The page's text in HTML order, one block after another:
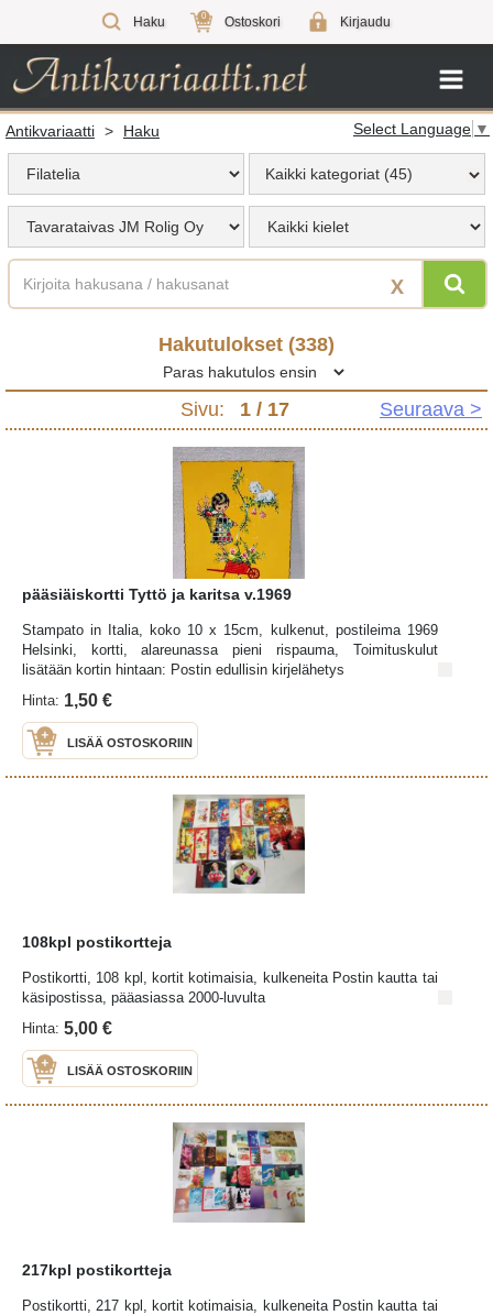
Haku 0 Ostoskori Kirjaudu
Select Language ▼
Antikvariaatti > Haku
Kaikki kategoriat (45)
X
Hakutulokset (338)
Sivu: 1 / 17 Seuraava >
pääsiäiskortti Tyttö ja karitsa v.1969
Stampato in Italia, koko 10 x 15cm, kulkenut, postileima 1969
Helsinki, kortti, alareunassa pieni rispauma, Toimituskulut
lisätään kortin hintaan: Postin edullisin kirjelähetys
Hinta: 1,50 €
LISÄÄ OSTOSKORIIN
108kpl postikortteja
Postikortti, 108 kpl, kortit kotimaisia, kulkeneita Postin kautta tai
käsipostissa, pääasiassa 2000-luvulta
Hinta: 5,00 €
LISÄÄ OSTOSKORIIN
217kpl postikortteja
Postikortti, 217 kpl, kortit kotimaisia, kulkeneita Postin kautta tai